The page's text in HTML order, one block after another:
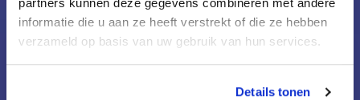
partners kunnen deze gegevens combineren met andere
informatie die u aan ze heeft verstrekt of die ze hebben
verzameld op basis van uw gebruik van hun services.
Details tonen
Meer nieuws